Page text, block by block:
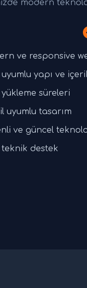
modern
ve responsive
uyumlu yapı ve
yükleme süreleri
uyumlu tasarım
ve güncel
teknik destek